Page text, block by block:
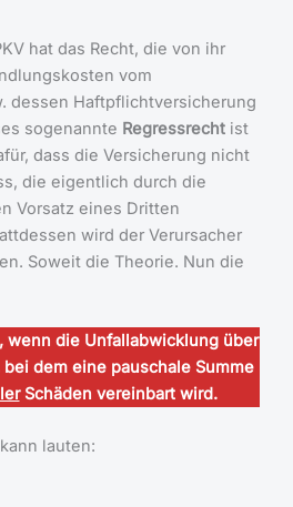
hat das Recht, die von ihr
vom
dessen Haftpflichtversicherung
sogenannte Regressrecht ist
dass die Versicherung nicht
die eigentlich durch die
Vorsatz eines Dritten
wird der Verursacher
Soweit die Theorie. Nun die
wenn die Unfallabwicklung über
dem eine pauschale Summe
Schäden vereinbart wird.
lauten: